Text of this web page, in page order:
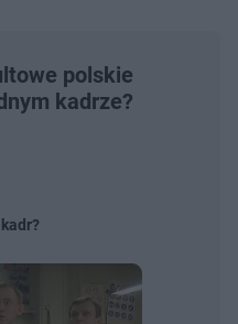
polskie
kadrze?